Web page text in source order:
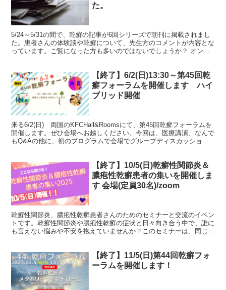
た。
5/24～5/31の間で、乾癬の記事が6回シリーズで朝刊に掲載されまし
た。患者さんの体験談や乾癬について、先生方のコメントが内容とな
っています。ご覧になった方も多いのではないでしょうか？ オンラ
【終了】6/2(日)13:30～第45回乾
癬フォーラムを開催します ハイ
ブリッド開催
来る6/2(日) 両国のKFCHall&Roomsにて、第45回乾癬フォーラムを
開催します。ぜひ会場へお越しください。今回は、医療講演、なんで
もQ&Aの他に、初のプログラムで会場でグループディスカッション
【終了】10/5(日)乾癬性関節炎＆
膿疱性乾癬患者の集いを開催しま
す 会場(定員30名)/zoom
乾癬性関節炎、膿疱性乾癬患者さんのためのセミナーと交流のイベン
トです。乾癬性関節炎や膿疱性乾癬の症状と日々向き合う中で、誰に
も言えない悩みや不安を抱えていませんか？このセミナーは、同じ病
【終了】11/5(日)第44回乾癬フォ
ーラムを開催します！